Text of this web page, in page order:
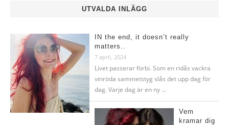
UTVALDA INLÄGG
IN the end, it doesn’t really
matters..
7 april, 2024
Livet passerar förbi. Som en ridås vackra
vinröda sammetstyg slås det upp dag för
dag. Varje dag är en ny …
Vem
kramar dig